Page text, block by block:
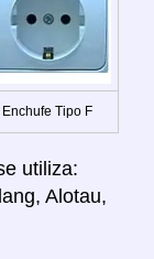
Enchufe Tipo F
utiliza:
Alotau,